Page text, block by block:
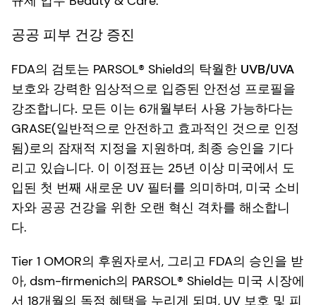
공공 피부 건강 증진
FDA의 검토는 PARSOL® Shield의 탁월한 UVB/UVA
보호와 강력한 임상적으로 입증된 안전성 프로필을
강조합니다. 모든 이는 6개월부터 사용 가능하다는
GRASE(일반적으로 안전하고 효과적인 것으로 인정
됨)로의 잠재적 지정을 지원하며, 최종 승인을 기다
리고 있습니다. 이 이정표는 25년 이상 미국에서 도
입된 첫 번째 새로운 UV 필터를 의미하며, 미국 소비
자와 공공 건강을 위한 오랜 혁신 격차를 해소합니
다.
Tier 1 OMOR의 후원자로서, 그리고 FDA의 승인을 받
아, dsm-firmenich의 PARSOL® Shield는 미국 시장에
서 18개월의 독점 혜택을 누리게 되며, UV 보호 및 피